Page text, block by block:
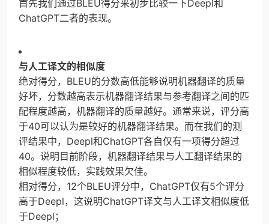
首先我们通过BLEU得分来初步比较一下Deepl和
ChatGPT二者的表现。
与人工译文的相似度
绝对得分，BLEU的分数高低能够说明机器翻译的质量
好坏，分数越高表示机器翻译结果与参考翻译之间的匹
配程度越高，机器翻译的质量越好。通常来说，评分高
于40可以认为是较好的机器翻译结果。而在我们的测
评结果中，Deepl和ChatGPT各自仅有一项得分超过
40。说明目前阶段，机器翻译结果与人工翻译结果的
相似程度较低，实践效果欠佳。
相对得分，12个BLEU评分中，ChatGPT仅有5个评分
高于Deepl，这说明ChatGPT译文与人工译文相似度低
于Deepl；